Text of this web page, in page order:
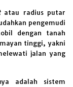
atau radius putar
pengemudi
dengan tanah
tinggi, yakni
jalan yang
adalah sistem